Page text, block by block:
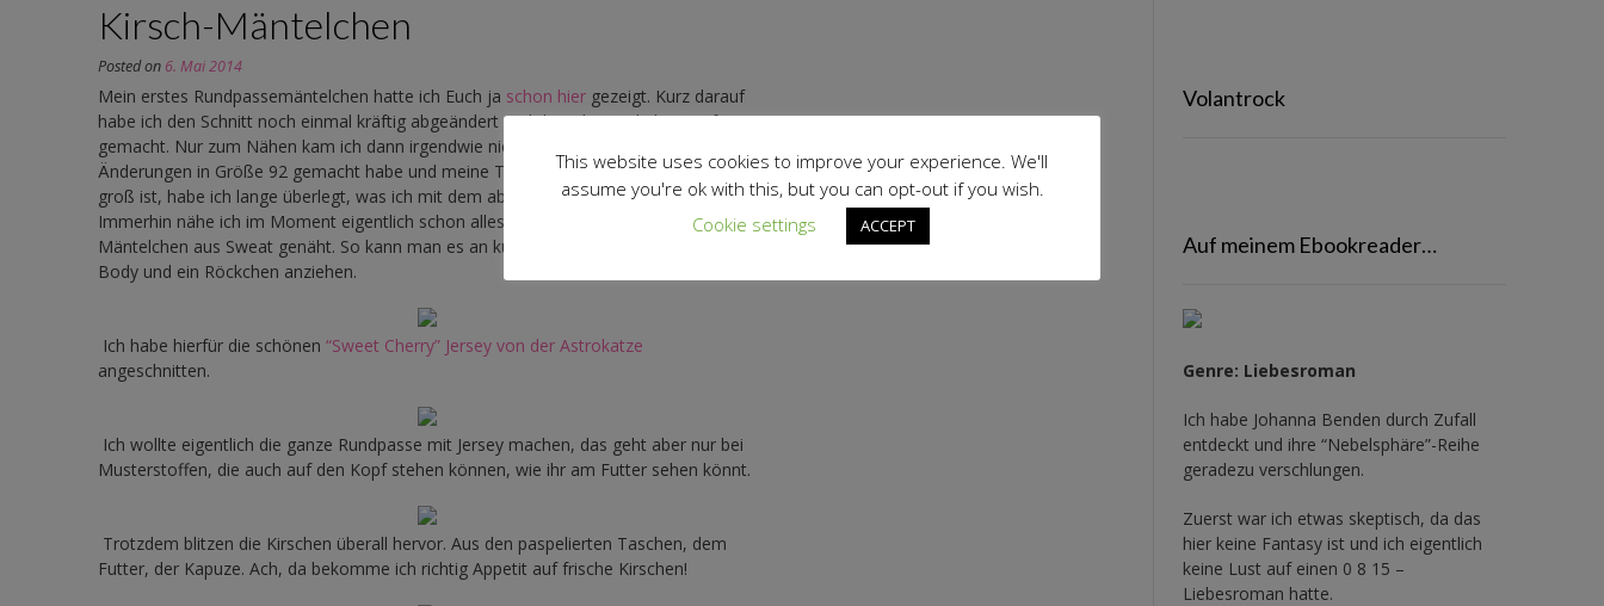
Kirsch-Mäntelchen
Posted on 6. Mai 2014
Mein erstes Rundpassemäntelchen hatte ich Euch ja schon hier gezeigt. Kurz darauf
habe ich den Schnitt noch einmal kräftig abgeändert und die Schnittteile bereits fertig
gemacht. Nur zum Nähen kam ich dann irgendwie nicht mehr. Nachdem ich die
Änderungen in Größe 92 gemacht habe und meine Tochter im Moment genau 92 cm
groß ist, habe ich lange überlegt, was ich mit dem abgeänderten Schnitt machen soll.
Immerhin nähe ich im Moment eigentlich schon alles in 98. Letztendlich habe ich das
Mäntelchen aus Sweat genäht. So kann man es an kühlen Abenden schön über ein
Body und ein Röckchen anziehen.
Ich habe hierfür die schönen “Sweet Cherry” Jersey von der Astrokatze
angeschnitten.
Ich wollte eigentlich die ganze Rundpasse mit Jersey machen, das geht aber nur bei
Musterstoffen, die auch auf den Kopf stehen können, wie ihr am Futter sehen könnt.
Trotzdem blitzen die Kirschen überall hervor. Aus den paspelierten Taschen, dem
Futter, der Kapuze. Ach, da bekomme ich richtig Appetit auf frische Kirschen!
Volantrock
Auf meinem Ebookreader…
Genre: Liebesroman
Ich habe Johanna Benden durch Zufall
entdeckt und ihre “Nebelsphäre”-Reihe
geradezu verschlungen.
Zuerst war ich etwas skeptisch, da das
hier keine Fantasy ist und ich eigentlich
keine Lust auf einen 0 8 15 –
Liebesroman hatte.
This website uses cookies to improve your experience. We'll
assume you're ok with this, but you can opt-out if you wish.
Cookie settings
ACCEPT